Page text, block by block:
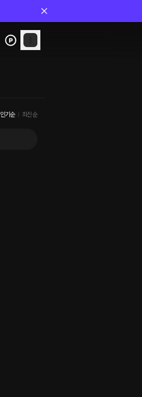
인기순 최신순